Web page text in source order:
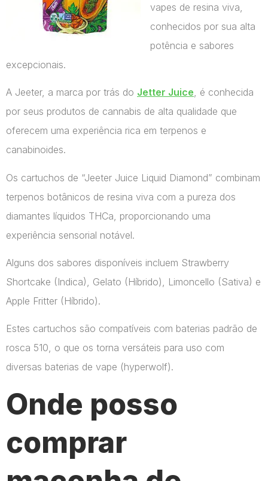
vapes de resina viva,
conhecidos por sua alta
potência e sabores
excepcionais.
A Jeeter, a marca por trás do Jetter Juice, é conhecida
por seus produtos de cannabis de alta qualidade que
oferecem uma experiência rica em terpenos e
canabinoides.
Os cartuchos de “Jeeter Juice Liquid Diamond” combinam
terpenos botânicos de resina viva com a pureza dos
diamantes líquidos THCa, proporcionando uma
experiência sensorial notável.
Alguns dos sabores disponíveis incluem Strawberry
Shortcake (Indica), Gelato (Híbrido), Limoncello (Sativa) e
Apple Fritter (Híbrido).
Estes cartuchos são compatíveis com baterias padrão de
rosca 510, o que os torna versáteis para uso com
diversas baterias de vape​ (hyperwolf)​.
Onde posso
comprar